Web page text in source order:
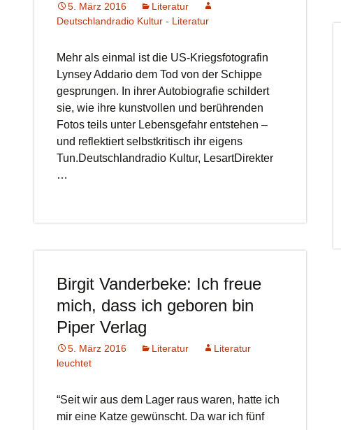
5. März 2016
Literatur
Deutschlandradio Kultur - Literatur
Mehr als einmal ist die US-Kriegsfotografin
Lynsey Addario dem Tod von der Schippe
gesprungen. In ihrer Autobiografie schildert
sie, wie ihre kunstvollen und berührenden
Fotos teils unter Lebensgefahr entstehen –
und reflektiert selbstkritisch ihr eigens
Tun.Deutschlandradio Kultur, LesartDirekter
…
Birgit Vanderbeke: Ich freue
mich, dass ich geboren bin
Piper Verlag
5. März 2016 Literatur
Literatur
leuchtet
“Seit wir aus dem Lager raus waren, hatte ich
mir eine Katze gewünscht. Da war ich fünf